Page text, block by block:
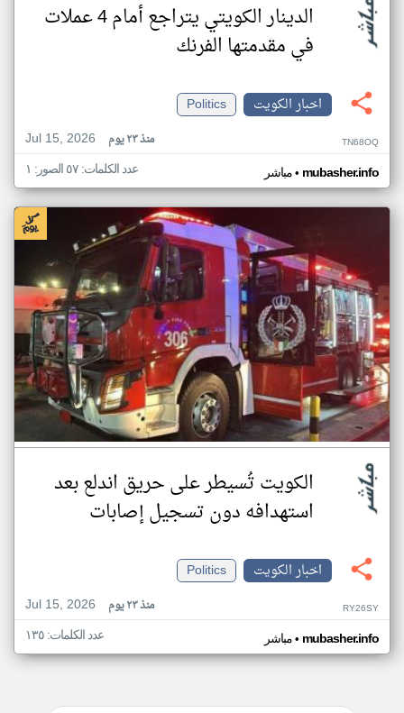
الدينار الكويتي يتراجع أمام 4 عملات
في مقدمتها الفرنك
اخبار الكويت
Politics
Jul 15, 2026
منذ ٢٣ يوم TN68OQ
مباشر• mubasher.info عدد الكلمات: ٥٧ الصور: ١
الكويت تُسيطر على حريق اندلع بعد
استهدافه دون تسجيل إصابات
اخبار الكويت
Politics
Jul 15, 2026
منذ ٢٣ يوم RY26SY
مباشر• mubasher.info عدد الكلمات: ١٣٥